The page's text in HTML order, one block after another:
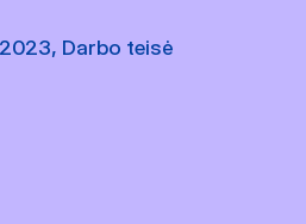
Darbo teisė